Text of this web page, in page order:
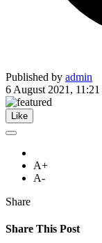
Published by admin
6 August 2021, 11:21
Like
A+
A-
Share
Share This Post